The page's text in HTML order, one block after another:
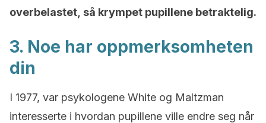
overbelastet, så krympet pupillene betraktelig.
3. Noe har oppmerksomheten
din
I 1977, var psykologene White og Maltzman
interesserte i hvordan pupillene ville endre seg når